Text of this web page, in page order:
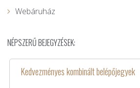
Webáruház
NÉPSZERŰ BEJEGYZÉSEK:
Kedvezményes kombinált belépőjegyek